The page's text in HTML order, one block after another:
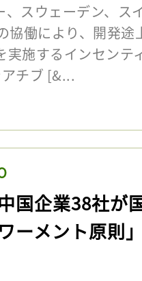
スウェーデン、ス
協働により、開発
実施するインセンテ
チブ [&...
国企業38社が
ーメント原則